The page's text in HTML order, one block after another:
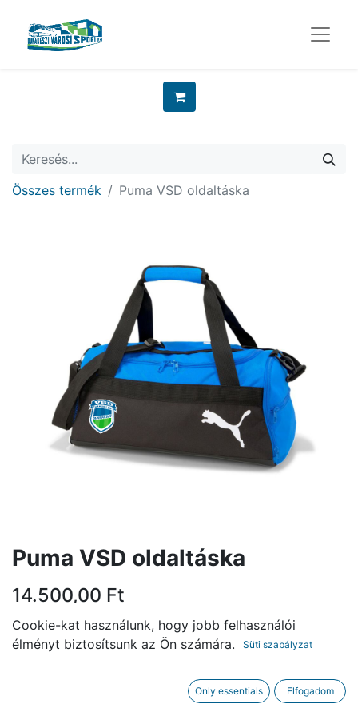
Összes termék Puma VSD oldaltáska
Puma VSD oldaltáska
14.500,00 Ft
KOSÁRBA
Cookie-kat használunk, hogy jobb felhasználói
élményt biztosítsunk az Ön számára.
Süti szabályzat
Only essentials Elfogadom